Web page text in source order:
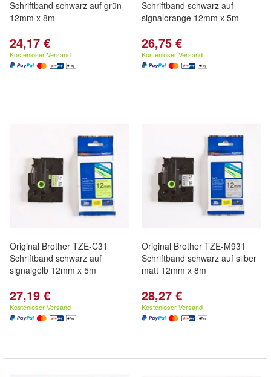
Schriftband schwarz auf grün
12mm x 8m
24,17 €
Kostenloser Versand
Schriftband schwarz auf
signalorange 12mm x 5m
26,75 €
Kostenloser Versand
Original Brother TZE-C31
Schriftband schwarz auf
signalgelb 12mm x 5m
27,19 €
Kostenloser Versand
Original Brother TZE-M931
Schriftband schwarz auf silber
matt 12mm x 8m
28,27 €
Kostenloser Versand